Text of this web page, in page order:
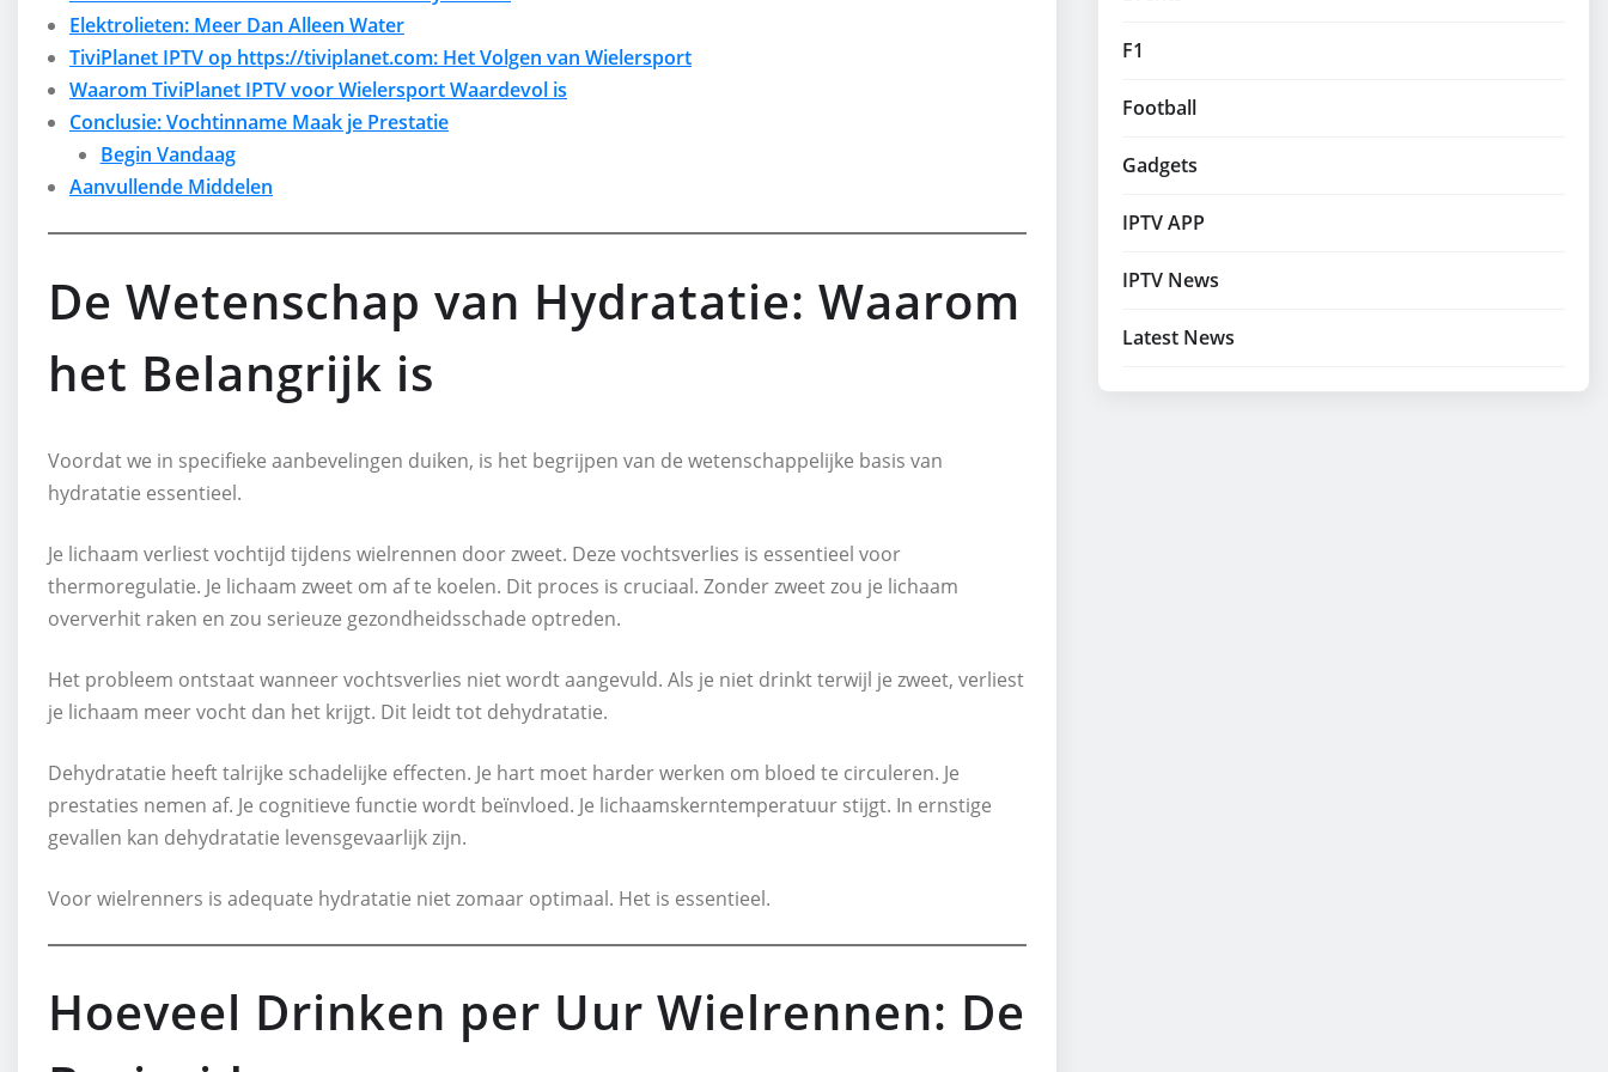
Elektrolieten: Meer Dan Alleen Water
TiviPlanet IPTV op https://tiviplanet.com: Het Volgen van Wielersport
Waarom TiviPlanet IPTV voor Wielersport Waardevol is
Conclusie: Vochtinname Maak je Prestatie
Begin Vandaag
Aanvullende Middelen
De Wetenschap van Hydratatie: Waarom
het Belangrijk is
Voordat we in specifieke aanbevelingen duiken, is het begrijpen van de wetenschappelijke basis van
hydratatie essentieel.
Je lichaam verliest vochtijd tijdens wielrennen door zweet. Deze vochtsverlies is essentieel voor
thermoregulatie. Je lichaam zweet om af te koelen. Dit proces is cruciaal. Zonder zweet zou je lichaam
oververhit raken en zou serieuze gezondheidsschade optreden.
Het probleem ontstaat wanneer vochtsverlies niet wordt aangevuld. Als je niet drinkt terwijl je zweet, verliest
je lichaam meer vocht dan het krijgt. Dit leidt tot dehydratatie.
Dehydratatie heeft talrijke schadelijke effecten. Je hart moet harder werken om bloed te circuleren. Je
prestaties nemen af. Je cognitieve functie wordt beïnvloed. Je lichaamskerntemperatuur stijgt. In ernstige
gevallen kan dehydratatie levensgevaarlijk zijn.
Voor wielrenners is adequate hydratatie niet zomaar optimaal. Het is essentieel.
Hoeveel Drinken per Uur Wielrennen: De
F1
Football
Gadgets
IPTV APP
IPTV News
Latest News